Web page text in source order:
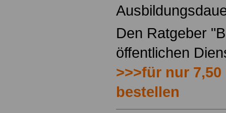
Den Ratgeber
öffentlichen
>>>für nur
bestellen